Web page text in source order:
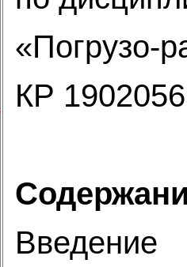
«Погрузо-
КР
Введение